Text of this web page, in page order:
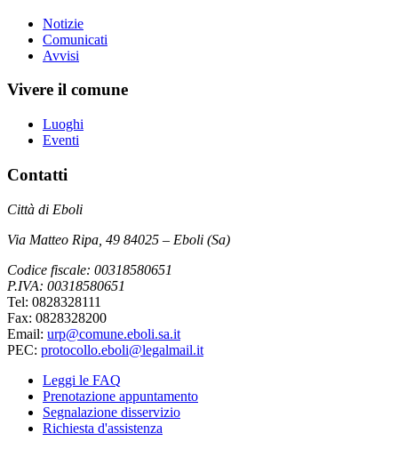
Notizie
Comunicati
Avvisi
Vivere il comune
Luoghi
Eventi
Contatti
Città di Eboli
Via Matteo Ripa, 49 84025 – Eboli (Sa)
Codice fiscale: 00318580651
P.IVA: 00318580651
Tel: 0828328111
Fax: 0828328200
Email: urp@comune.eboli.sa.it
PEC: protocollo.eboli@legalmail.it
Leggi le FAQ
Prenotazione appuntamento
Segnalazione disservizio
Richiesta d'assistenza